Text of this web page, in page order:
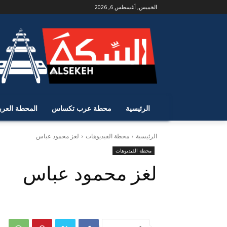
الخميس, أغسطس 6, 2026
الرئيسية محطة عرب تكساس المحطة
الرئيسية محطة الفيديوهات لغز محمود عباس
محطة الفيديوهات
لغز محمود عباس